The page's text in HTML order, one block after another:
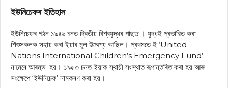
ইউনিচেফৰ ইতিহাস
ইউনিচেফৰ গঠন ১৯৪৬ চনত দ্বিতীয় বিশ্বযুদ্ধৰ পাছত । যুদ্ধই প্ৰভাৱিত কৰা
শিশুসকলক সহায় কৰা ইয়াৰ মূল উদ্দেশ্য আছিল। প্ৰথমতে ই ‘United
Nations International Children’s Emergency Fund’
নামেৰে আৰম্ভ হয়। ১৯৫৩ চনত ইয়াক স্থায়ী সংস্থাত ৰূপান্তৰিত কৰা হয় আৰু
সংক্ষেপে ‘ইউনিচেফ’ নামকৰণ কৰা হয়।